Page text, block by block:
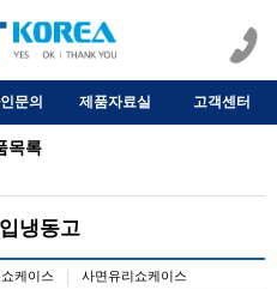
문의 제품자료실 고객센터
목록
냉동고
케이스 사면유리쇼케이스